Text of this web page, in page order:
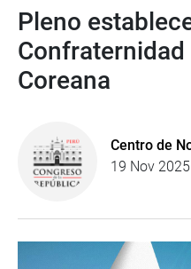
Pleno
Coreana
Centro de
19 Nov